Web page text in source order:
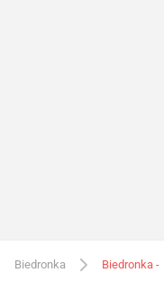
Biedronka
Biedronka -